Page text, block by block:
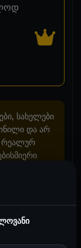
სახელები
და არ
რეალურ
Instagram